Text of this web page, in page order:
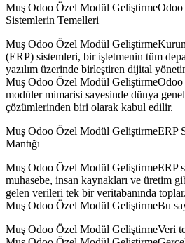
Muş Odoo Özel Modül
Sistemlerin Temelleri
Muş Odoo Özel Modül
(ERP) sistemleri, bir işletmenin tüm
yazılım üzerinde birleştiren dijital
Muş Odoo Özel Modül GeliştirmeOdoo
modüler mimarisi sayesinde dünya
çözümlerinden biri olarak kabul edilir.
Muş Odoo Özel Modül GeliştirmeERP
Mantığı
Muş Odoo Özel Modül GeliştirmeERP
muhasebe, insan kaynakları ve üretim
gelen verileri tek bir veritabanında toplar.
Muş Odoo Özel Modül GeliştirmeBu
Muş Odoo Özel Modül GeliştirmeVeri